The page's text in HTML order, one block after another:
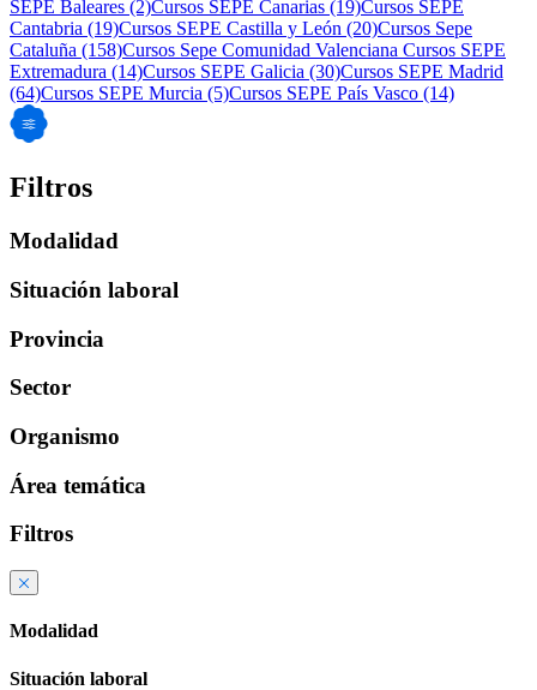
SEPE Baleares (2)Cursos SEPE Canarias (19)Cursos SEPE
Cantabria (19)Cursos SEPE Castilla y León (20)Cursos Sepe
Cataluña (158)Cursos Sepe Comunidad Valenciana Cursos SEPE
Extremadura (14)Cursos SEPE Galicia (30)Cursos SEPE Madrid
(64)Cursos SEPE Murcia (5)Cursos SEPE País Vasco (14)
Filtros
Modalidad
Situación laboral
Provincia
Sector
Organismo
Área temática
Filtros
Modalidad
Situación laboral